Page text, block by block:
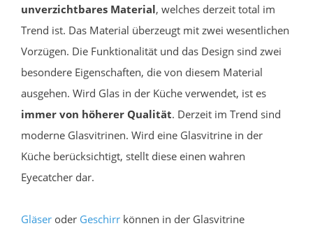
unverzichtbares Material, welches derzeit total im
Trend ist. Das Material überzeugt mit zwei wesentlichen
Vorzügen. Die Funktionalität und das Design sind zwei
besondere Eigenschaften, die von diesem Material
ausgehen. Wird Glas in der Küche verwendet, ist es
immer von höherer Qualität. Derzeit im Trend sind
moderne Glasvitrinen. Wird eine Glasvitrine in der
Küche berücksichtigt, stellt diese einen wahren
Eyecatcher dar.
Gläser oder Geschirr können in der Glasvitrine